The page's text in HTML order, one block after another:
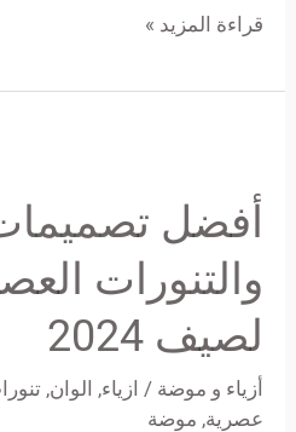
قراءة المزيد »
أفضل
والتنورات
لصيف 2024
أزياء و موضة / ازياء, الوان,
عصرية, موضة
الجيبات
والتنورات
العصرية
والرائعة
لصيف
2024